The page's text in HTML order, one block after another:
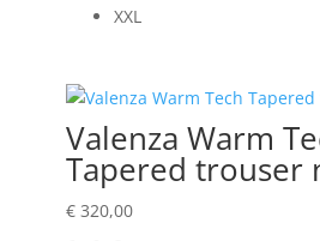
XXL
Valenza Warm
Tapered trouser
€320,00